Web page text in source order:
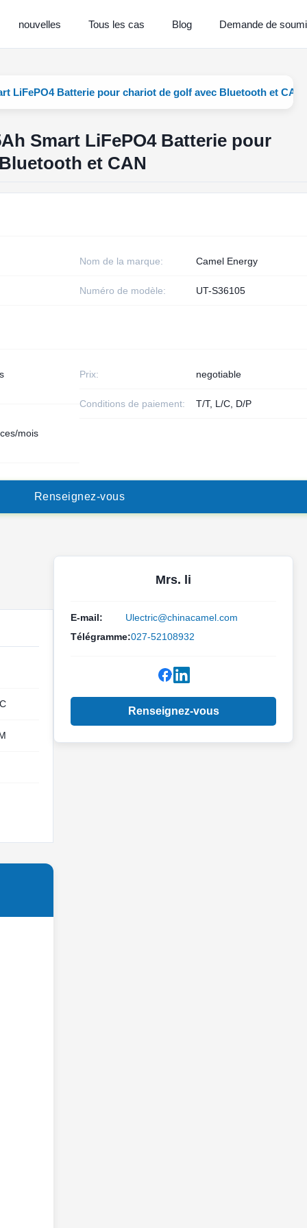
nouvelles Tous les cas Blog Demande de
LiFePO4 Batterie pour chariot de golf avec Bluetooth et CAN
Smart LiFePO4 Batterie pour
et CAN
Nom de la marque: Camel Energy
Numéro de modèle: UT-S36105
Prix: negotiable
Conditions de paiement: T/T, L/C, D/P
mois
Renseignez-vous
Mrs. li
E-mail:
Ulectric@chinacamel.com
Télégramme:027-52108932
Renseignez-vous